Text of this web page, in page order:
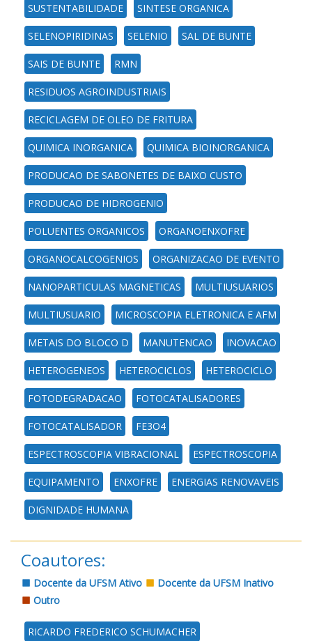
SUSTENTABILIDADE SINTESE ORGANICA
SELENOPIRIDINAS SELENIO SAL DE BUNTE
SAIS DE BUNTE RMN
RESIDUOS AGROINDUSTRIAIS
RECICLAGEM DE OLEO DE FRITURA
QUIMICA INORGANICA QUIMICA BIOINORGANICA
PRODUCAO DE SABONETES DE BAIXO CUSTO
PRODUCAO DE HIDROGENIO
POLUENTES ORGANICOS ORGANOENXOFRE
ORGANOCALCOGENIOS ORGANIZACAO DE EVENTO
NANOPARTICULAS MAGNETICAS MULTIUSUARIOS
MULTIUSUARIO MICROSCOPIA ELETRONICA E AFM
METAIS DO BLOCO D MANUTENCAO INOVACAO
HETEROGENEOS HETEROCICLOS HETEROCICLO
FOTODEGRADACAO FOTOCATALISADORES
FOTOCATALISADOR FE3O4
ESPECTROSCOPIA VIBRACIONAL ESPECTROSCOPIA
EQUIPAMENTO ENXOFRE ENERGIAS RENOVAVEIS
DIGNIDADE HUMANA
Coautores:
Docente da UFSM Ativo
Docente da UFSM Inativo
Outro
RICARDO FREDERICO SCHUMACHER